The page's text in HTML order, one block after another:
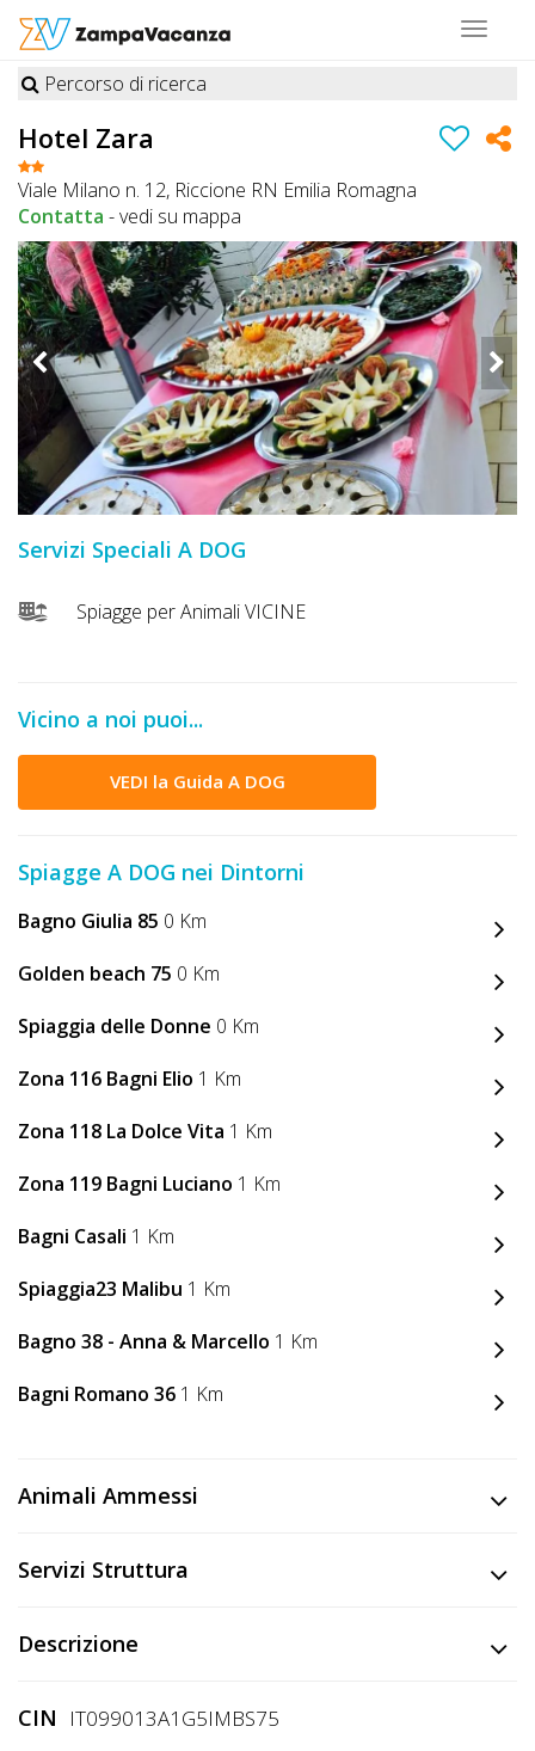
Toggle
STRUTTURE
DOG
LUOGHI
A
DOG
OFFERTE
A
DOG
DOG
CODICE
SCONTO
Video
Tutorial
Lavora
Noi
Attività
Accedi
Percorso di ricerca
Hotel Zara
Viale Milano n. 12, Riccione RN Emilia Romagna
Contatta -vedi su mappa
Servizi Speciali A DOG
Spiagge per Animali VICINE
Vicino a noi puoi...
VEDI la Guida A DOG
Spiagge A DOG nei Dintorni
Bagno Giulia 85 0 Km
Golden beach 75 0 Km
Spiaggia delle Donne 0 Km
Zona 116 Bagni Elio 1 Km
Zona 118 La Dolce Vita 1 Km
Zona 119 Bagni Luciano 1 Km
Bagni Casali 1 Km
Spiaggia23 Malibu 1 Km
Bagno 38 - Anna & Marcello 1 Km
Bagni Romano 36 1 Km
Animali Ammessi
Servizi Struttura
Descrizione
CIN IT099013A1G5IMBS75